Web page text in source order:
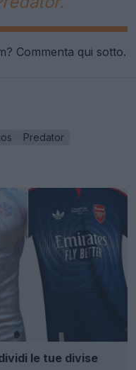
Commenta qui sotto.
Predator
le tue divise